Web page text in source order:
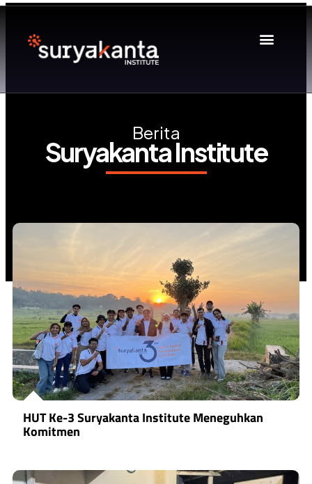
Berita
Suryakanta Institute
HUT Ke-3 Suryakanta Institute Meneguhkan
Komitmen